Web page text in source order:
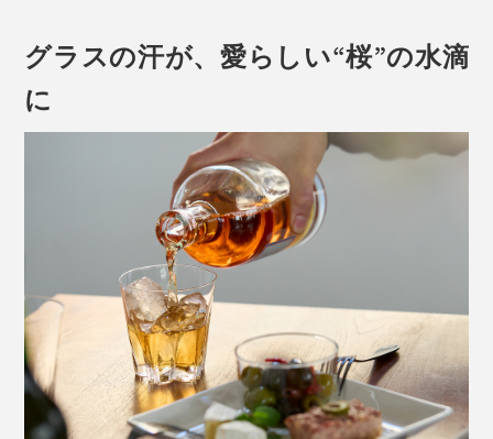
グラスの汗が、愛らしい“桜”の水滴
に